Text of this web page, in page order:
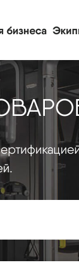
бизнеса